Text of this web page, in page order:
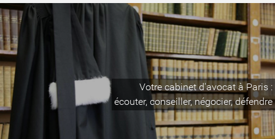
Votre cabinet d'avocat à Paris :
écouter, conseiller, négocier, défendre